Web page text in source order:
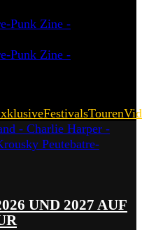
FestivalsTouren
UND 2027 AUF